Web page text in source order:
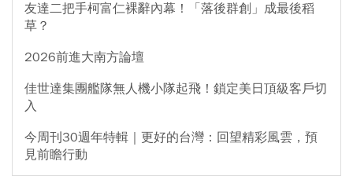
友達二把手柯富仁裸辭內幕！「落後群創」成最後稻
草？
2026前進大南方論壇
佳世達集團艦隊無人機小隊起飛！鎖定美日頂級客戶切
入
今周刊30週年特輯｜更好的台灣：回望精彩風雲，預
見前瞻行動